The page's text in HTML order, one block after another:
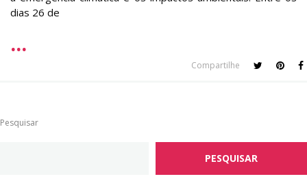
dias 26 de
Compartilhe
Pesquisar
PESQUISAR